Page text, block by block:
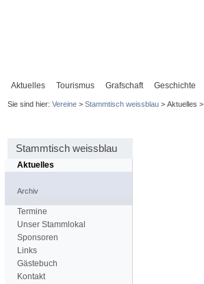
Aktuelles Tourismus Grafschaft Geschichte
Sie sind hier: Vereine> Stammtisch weissblau> Aktuelles >
Stammtisch weissblau
Aktuelles
Archiv
Termine
Unser Stammlokal
Sponsoren
Links
Gästebuch
Kontakt